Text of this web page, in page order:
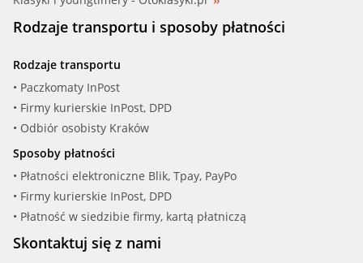
Rodzaje transportu i sposoby płatności
Rodzaje transportu
• Paczkomaty InPost
• Firmy kurierskie InPost, DPD
• Odbiór osobisty Kraków
Sposoby płatności
• Płatności elektroniczne Blik, Tpay, PayPo
• Firmy kurierskie InPost, DPD
• Płatność w siedzibie firmy, kartą płatniczą
Skontaktuj się z nami